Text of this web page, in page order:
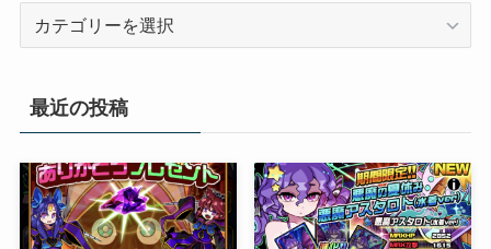
リ
最近の投稿